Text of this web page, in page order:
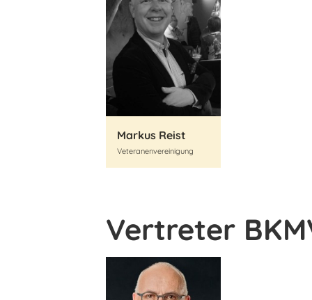
Markus Reist
Veteranenvereinigung
Vertreter